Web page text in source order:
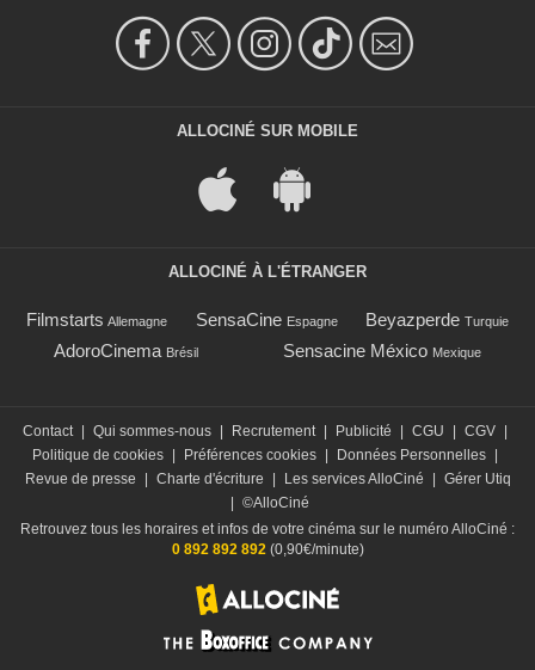
ALLOCINÉ SUR MOBILE
ALLOCINÉ À L'ÉTRANGER
Filmstarts Allemagne SensaCine Espagne Beyazperde Turquie
AdoroCinema Brésil Sensacine México Mexique
Contact Qui sommes-nous Recrutement Publicité CGU CGV
Politique de cookies
Préférences cookies Données Personnelles
Revue de presse
Charte d'écriture Les services AlloCiné
Gérer Utiq
©AlloCiné
Retrouvez tous les horaires et infos de votre cinéma sur le numéro AlloCiné :
0 892 892 892(0,90€/minute)